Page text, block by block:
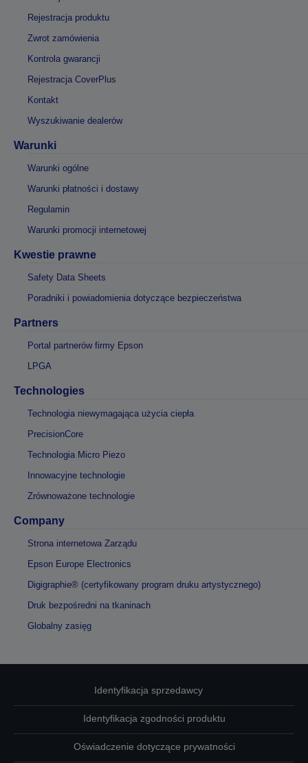
Rejestracja produktu
Zwrot zamówienia
Kontrola gwarancji
Rejestracja CoverPlus
Kontakt
Wyszukiwanie dealerów
Warunki
Warunki ogólne
Warunki płatności i dostawy
Regulamin
Warunki promocji internetowej
Kwestie prawne
Safety Data Sheets
Poradniki i powiadomienia dotyczące bezpieczeństwa
Partners
Portal partnerów firmy Epson
LPGA
Technologies
Technologia niewymagająca użycia ciepła
PrecisionCore
Technologia Micro Piezo
Innowacyjne technologie
Zrównoważone technologie
Company
Strona internetowa Zarządu
Epson Europe Electronics
Digigraphie® (certyfikowany program druku artystycznego)
Druk bezpośredni na tkaninach
Globalny zasięg
Identyfikacja sprzedawcy
Identyfikacja zgodności produktu
Oświadczenie dotyczące prywatności